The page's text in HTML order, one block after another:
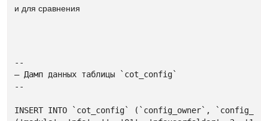
и для сравнения
--
— Дамп данных таблицы `cot_config`
--
INSERT INTO `cot_config` (`config_owner`,